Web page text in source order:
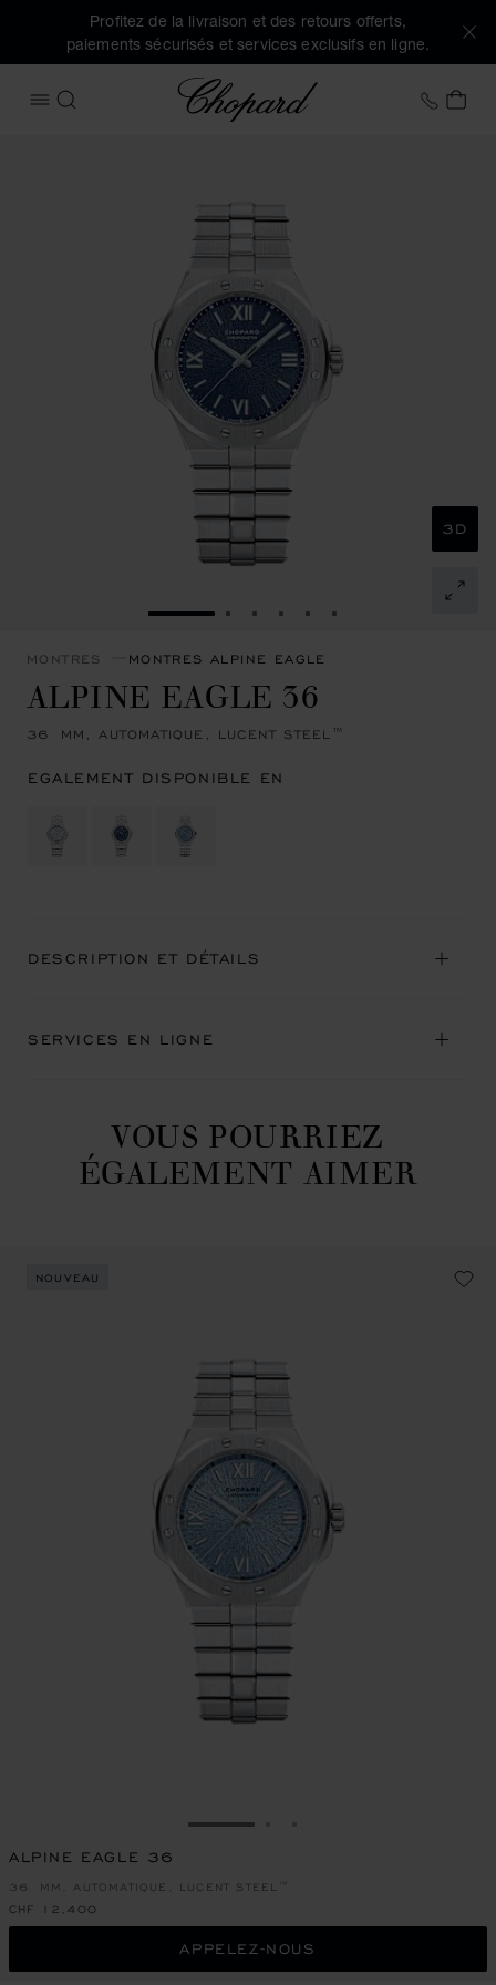
Profitez de la livraison et des retours offerts,
paiements sécurisés et services exclusifs en ligne.
OUVRIR LE MENU
RECHERCHER
Chopard +41
ALLER À LA DIAPOSITIVE 1
ALLER À LA DIAPOSITIVE 2
ALLER À LA DIAPOSITIVE
ALLER À LA
ALLER À LA
ALLER À LA
3D
MONTRES MONTRES ALPINE EAGLE
ALPINE EAGLE 36
36 MM, AUTOMATIQUE, LUCENT STEEL™
EGALEMENT DISPONIBLE EN
DESCRIPTION ET DÉTAILS
SERVICES EN LIGNE
VOUS POURRIEZ
ÉGALEMENT AIMER
NOUVEAU
ALLER À LA DIAPOSITIVE 1
ALPINE EAGLE 36
36 MM, AUTOMATIQUE, LUCENT STEEL™
CHF 12,400
APPELEZ-NOUS